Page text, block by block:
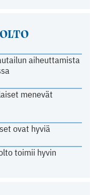
aiheuttamista
menevät
ovat hyviä
toimii hyvin